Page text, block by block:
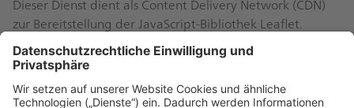
Dieser Dienst dient als Content Delivery Network (CDN)
zur Bereitstellung der JavaScript-Bibliothek Leaflet.
Leaflet ermöglicht die Anzeige interaktiver Karten
innerhalb der Website. Der Dienst wird ausschließlich für
Verarbeitendes Unternehmen